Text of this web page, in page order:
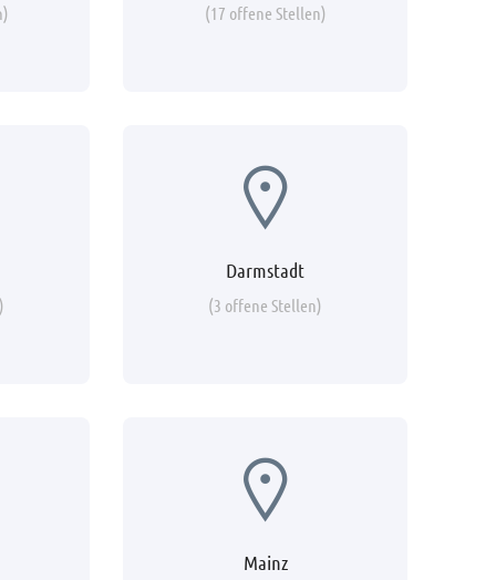
(17 offene Stellen)
Darmstadt
(3 offene Stellen)
Mainz